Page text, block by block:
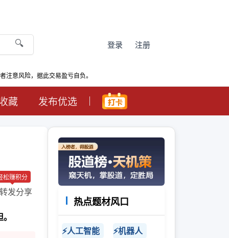
🔍 登录 注册
意风险，据此交易盈亏自负。
藏 发布优选
松赚积分
转发分享
热点题材风口
⚡人工智能
⚡机器人